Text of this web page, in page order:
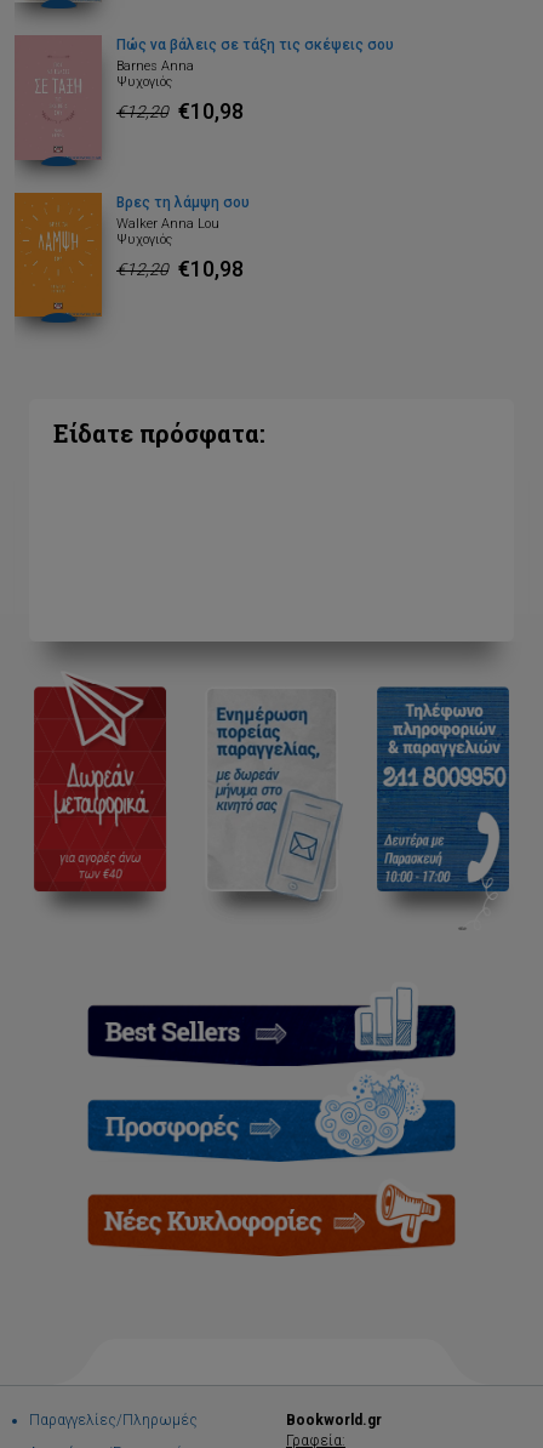
Πώς να βάλεις σε τάξη τις σκέψεις σου
Barnes Anna
Ψυχογιός
€12,20 €10,98
Βρες τη λάμψη σου
Walker Anna Lou
Ψυχογιός
€12,20 €10,98
Είδατε πρόσφατα:
Παραγγελίες/Πληρωμές
Bookworld.gr
Γραφεία: